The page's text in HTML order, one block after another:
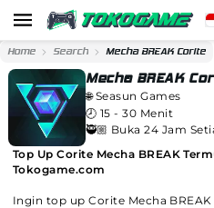
Home Search Mecha BREAK Corite
Mecha BREAK
🌐Seasun Games
🕗 15 - 30 Menit
🥷🏼 Buka 24 Jam
Top Up Corite Mecha BREAK
Tokogame.com
Ingin top up Corite Mecha